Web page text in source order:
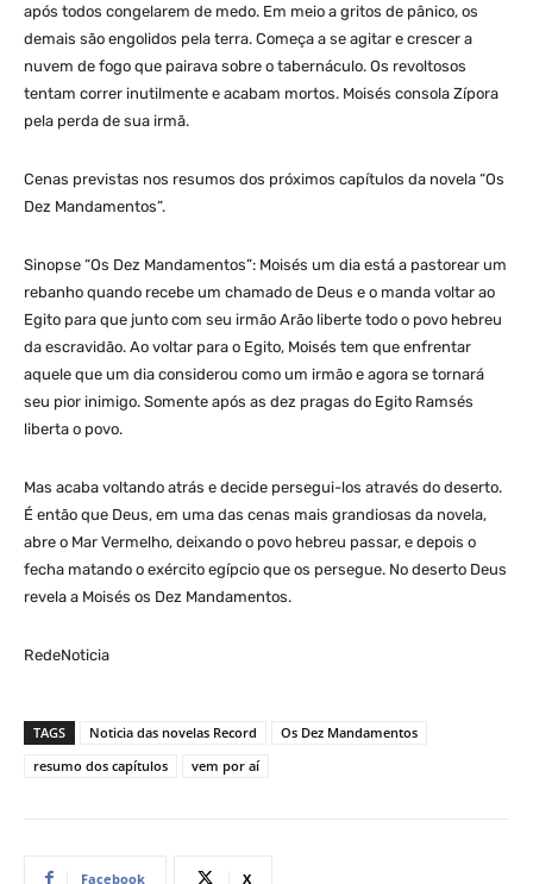
após todos congelarem de medo. Em meio a gritos de pânico, os
demais são engolidos pela terra. Começa a se agitar e crescer a
nuvem de fogo que pairava sobre o tabernáculo. Os revoltosos
tentam correr inutilmente e acabam mortos. Moisés consola Zípora
pela perda de sua irmã.
Cenas previstas nos resumos dos próximos capítulos da novela “Os
Dez Mandamentos”.
Sinopse “Os Dez Mandamentos”: Moisés um dia está a pastorear um
rebanho quando recebe um chamado de Deus e o manda voltar ao
Egito para que junto com seu irmão Arão liberte todo o povo hebreu
da escravidão. Ao voltar para o Egito, Moisés tem que enfrentar
aquele que um dia considerou como um irmão e agora se tornará
seu pior inimigo. Somente após as dez pragas do Egito Ramsés
liberta o povo.
Mas acaba voltando atrás e decide persegui-los através do deserto.
É então que Deus, em uma das cenas mais grandiosas da novela,
abre o Mar Vermelho, deixando o povo hebreu passar, e depois o
fecha matando o exército egípcio que os persegue. No deserto Deus
revela a Moisés os Dez Mandamentos.
RedeNoticia
TAGS Noticia das novelas Record
Os Dez Mandamentos
resumo dos capítulos
vem por aí
Facebook X